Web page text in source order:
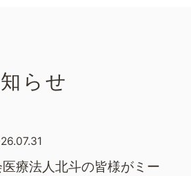
らせ
医療法人北斗の皆様がミー